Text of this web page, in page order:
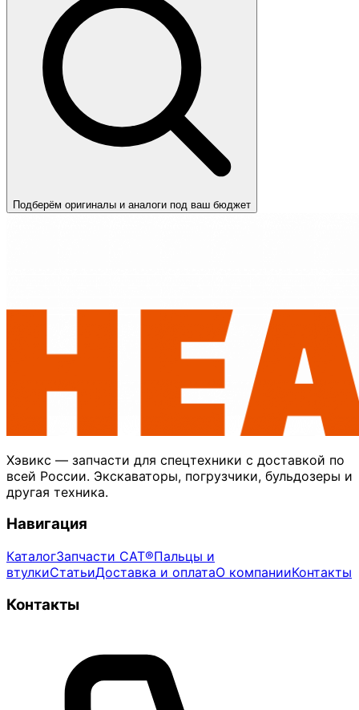
Подберём оригиналы и аналоги под ваш бюджет
Хэвикс — запчасти для спецтехники с доставкой по
всей России. Экскаваторы, погрузчики, бульдозеры и
другая техника.
Навигация
КаталогЗапчасти CAT®Пальцы и
втулкиСтатьиДоставка и оплатаО компанииКонтакты
Контакты